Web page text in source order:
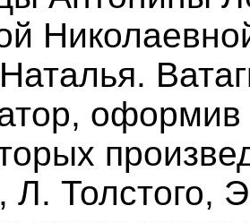
оформив
Л. Толстого,